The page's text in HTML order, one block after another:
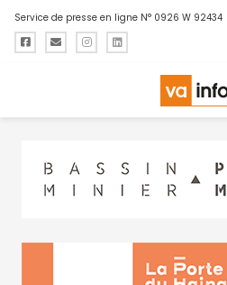
Service de presse en ligne N° 0926 W 92434